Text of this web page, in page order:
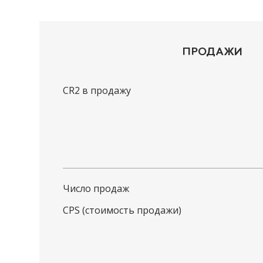
ПРОДАЖИ
CR2 в продажу
Число продаж
CPS (стоимость продажи)